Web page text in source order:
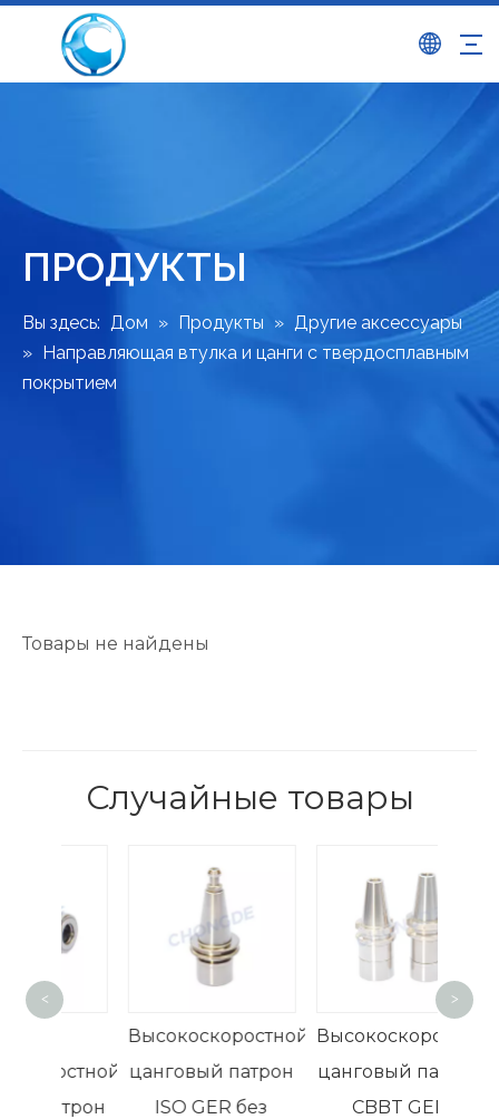
ПРОДУКТЫ
Вы здесь: Дом » Продукты » Другие аксессуары
» Направляющая втулка и цанги с твердосплавным
покрытием
Товары не найдены
Случайные товары
Высокоскоростной
цанговый патрон
ISO GER без
Высокоскоростной
цанговый патрон
CBBT GER
< >